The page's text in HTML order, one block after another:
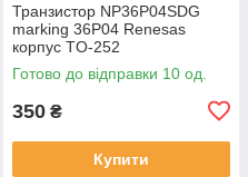
Транзистор NP36P04SDG
marking 36P04 Renesas
корпус TO-252
Готово до відправки 10 од.
350 ₴
Купити